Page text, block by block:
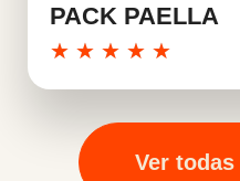
PACK PAELLA
★ ★ ★ ★ ★
Ver